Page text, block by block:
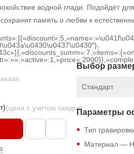
водной глади. Подойдёт
память о любви к
(цена с учетом скидки)
Выбор
Стандарт
Параметры
Тип
Материал —